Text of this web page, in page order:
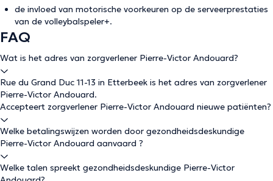
de invloed van motorische voorkeuren op de serveerprestaties
van de volleybalspeler+.
FAQ
Wat is het adres van zorgverlener Pierre-Victor Andouard?
Rue du Grand Duc 11-13 in Etterbeek is het adres van zorgverlener
Pierre-Victor Andouard.
Accepteert zorgverlener Pierre-Victor Andouard nieuwe patiënten?
Welke betalingswijzen worden door gezondheidsdeskundige
Pierre-Victor Andouard aanvaard ?
Welke talen spreekt gezondheidsdeskundige Pierre-Victor